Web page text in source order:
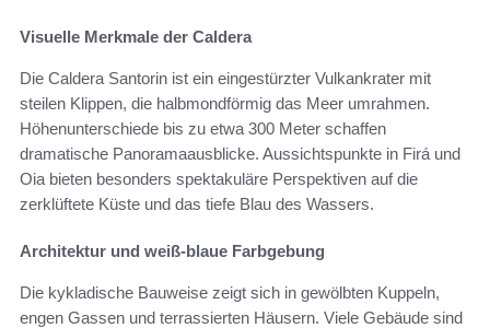
Visuelle Merkmale der Caldera
Die Caldera Santorin ist ein eingestürzter Vulkankrater mit
steilen Klippen, die halbmondförmig das Meer umrahmen.
Höhenunterschiede bis zu etwa 300 Meter schaffen
dramatische Panoramaausblicke. Aussichtspunkte in Firá und
Oia bieten besonders spektakuläre Perspektiven auf die
zerklüftete Küste und das tiefe Blau des Wassers.
Architektur und weiß-blaue Farbgebung
Die kykladische Bauweise zeigt sich in gewölbten Kuppeln,
engen Gassen und terrassierten Häusern. Viele Gebäude sind